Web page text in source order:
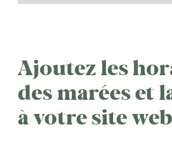
Ajoutez les
des marées et
à votre site web